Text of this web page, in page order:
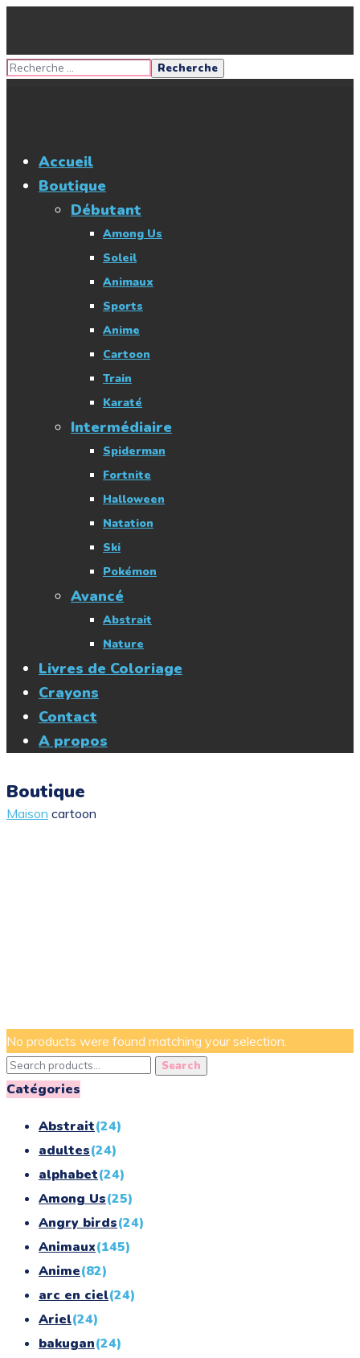
Accueil
Boutique
Débutant
Among Us
Soleil
Animaux
Sports
Anime
Cartoon
Train
Karaté
Intermédiaire
Spiderman
Fortnite
Halloween
Natation
Ski
Pokémon
Avancé
Abstrait
Nature
Livres de Coloriage
Crayons
Contact
A propos
Boutique
Maison cartoon
No products were found matching your selection.
Search
for:
Search
Catégories
Abstrait(24)
adultes(24)
alphabet(24)
Among Us(25)
Angry birds(24)
Animaux(145)
Anime(82)
arc en ciel(24)
Ariel(24)
bakugan(24)